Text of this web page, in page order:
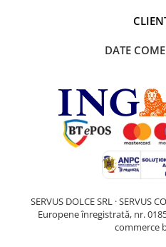
DATE
SERVUS DOLCE SRL ·
Europene înregistrată, nr.
commerce